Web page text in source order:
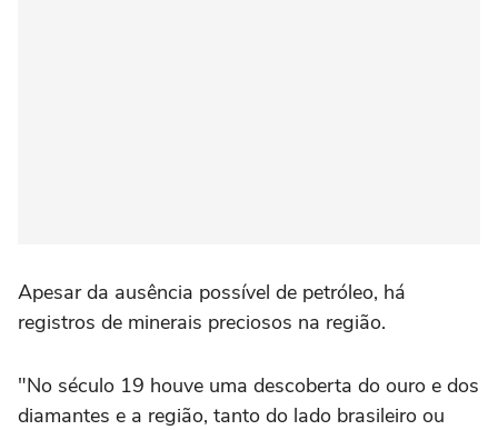
Apesar da ausência possível de petróleo, há
registros de minerais preciosos na região.
"No século 19 houve uma descoberta do ouro e dos
diamantes e a região, tanto do lado brasileiro ou